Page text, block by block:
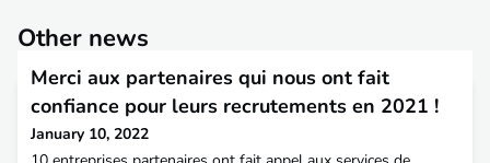
Other news
Merci aux partenaires qui nous ont fait
confiance pour leurs recrutements en 2021 !
January 10, 2022